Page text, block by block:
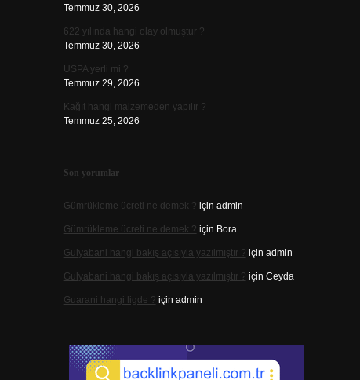
Temmuz 30, 2026
622 yılında hangi olay olmuştur ?
Temmuz 30, 2026
USPA yerli mi ?
Temmuz 29, 2026
Kağıt hangi malzemeden yapılır ?
Temmuz 25, 2026
Son yorumlar
Gümrükleme ücreti ne demek ? için admin
Gümrükleme ücreti ne demek ? için Bora
Gulyabani hangi bakış açısıyla yazılmıştır ? için admin
Gulyabani hangi bakış açısıyla yazılmıştır ? için Ceyda
Guarani hangi ligde ? için admin